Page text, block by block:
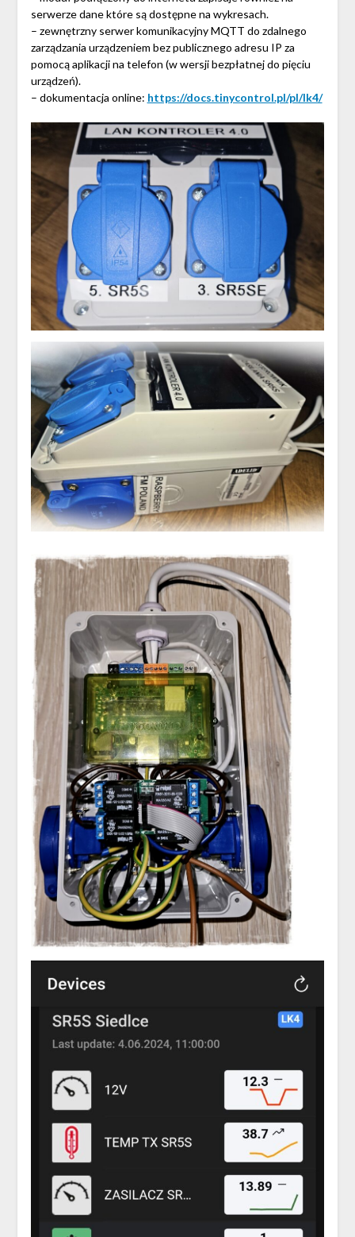
serwerze dane które są dostępne na wykresach.
– zewnętrzny serwer komunikacyjny MQTT do zdalnego
zarządzania urządzeniem bez publicznego adresu IP za
pomocą aplikacji na telefon (w wersji bezpłatnej do pięciu
urządzeń).
– dokumentacja online: https://docs.tinycontrol.pl/pl/lk4/